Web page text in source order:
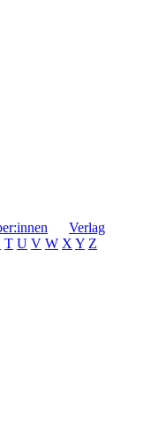
Verlag
T U V W X Y Z